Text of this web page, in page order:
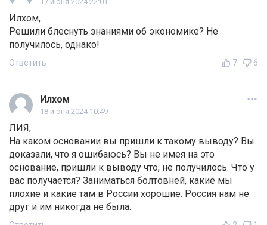
Илхом,
Решили блеснуть знаниями об экономике? Не
получилось, однако!
Ответить 7 6
Илхом
18 июня 2024 10:49
ЛИЯ,
На каком основании вы пришли к такому выводу? Вы
доказали, что я ошибаюсь? Вы не имея на это
основание, пришли к выводу что, не получилось. Что у
вас получается? Заниматься болтовней, какие мы
плохие и какие там в России хорошие. Россия нам не
друг и им никогда не была.